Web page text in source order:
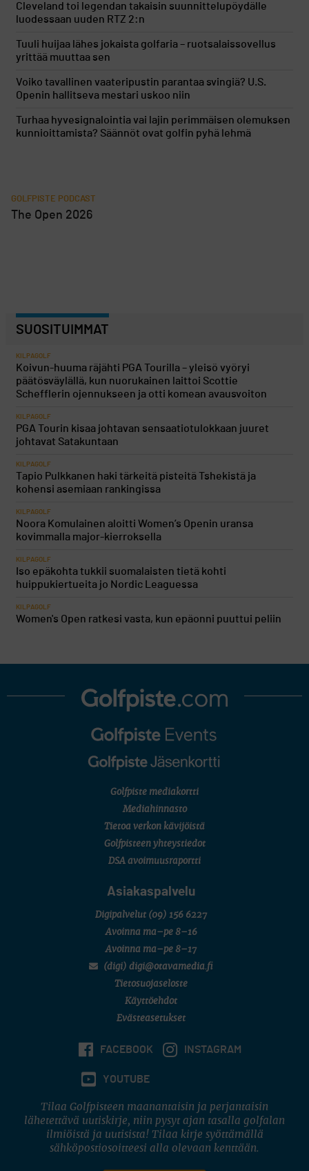
Cleveland toi legendan takaisin suunnittelupöydälle
luodessaan uuden RTZ 2:n
Tuuli huijaa lähes jokaista golfaria – ruotsalaissovellus
yrittää muuttaa sen
Voiko tavallinen vaateripustin parantaa svingiä? U.S.
Openin hallitseva mestari uskoo niin
Turhaa hyvesignalointia vai lajin perimmäisen olemuksen
kunnioittamista? Säännöt ovat golfin pyhä lehmä
GOLFPISTE PODCAST
The Open 2026
SUOSITUIMMAT
KILPAGOLF
Koivun-huuma räjähti PGA Tourilla – yleisö vyöryi
päätösväylällä, kun nuorukainen laittoi Scottie
Schefflerin ojennukseen ja otti komean avausvoiton
KILPAGOLF
PGA Tourin kisaa johtavan sensaatiotulokkaan juuret
johtavat Satakuntaan
KILPAGOLF
Tapio Pulkkanen haki tärkeitä pisteitä Tshekistä ja
kohensi asemiaan rankingissa
KILPAGOLF
Noora Komulainen aloitti Women’s Openin uransa
kovimmalla major-kierroksella
KILPAGOLF
Iso epäkohta tukkii suomalaisten tietä kohti
huippukiertueita jo Nordic Leaguessa
KILPAGOLF
Women's Open ratkesi vasta, kun epäonni puuttui peliin
Golfpiste mediakortti
Mediahinnasto
Tietoa verkon kävijöistä
Golfpisteen yhteystiedot
DSA avoimuusraportti
Asiakaspalvelu
Digipalvelut (09) 156 6227
Avoinna ma–pe 8–16
Avoinna ma–pe 8–17
(digi) digi@otavamedia.fi
Tietosuojaseloste
Käyttöehdot
Evästeasetukset
FACEBOOK INSTAGRAM
YOUTUBE
Tilaa Golfpisteen maanantaisin ja perjantaisin
lähetettävä uutiskirje, niin pysyt ajan tasalla golfalan
ilmiöistä ja uutisista! Tilaa kirje syöttämällä
sähköpostiosoitteesi alla olevaan kenttään.